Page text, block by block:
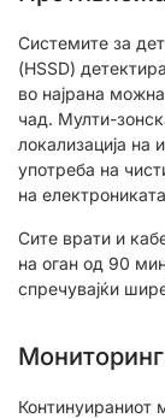
Системите за
(HSSD)
во најрана
чад. Мулти-
локализација на
употреба на
на
Сите врати и
на оган од 90
спречувајќи
Континуираниот